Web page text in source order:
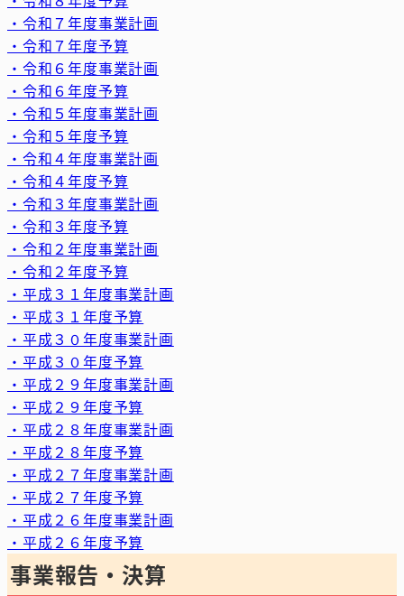
・令和７年度事業計画
・令和７年度予算
・令和６年度事業計画
・令和６年度予算
・令和５年度事業計画
・令和５年度予算
・令和４年度事業計画
・令和４年度予算
・令和３年度事業計画
・令和３年度予算
・令和２年度事業計画
・令和２年度予算
・平成３１年度事業計画
・平成３１年度予算
・平成３０年度事業計画
・平成３０年度予算
・平成２９年度事業計画
・平成２９年度予算
・平成２８年度事業計画
・平成２８年度予算
・平成２７年度事業計画
・平成２７年度予算
・平成２６年度事業計画
・平成２６年度予算
事業報告・決算